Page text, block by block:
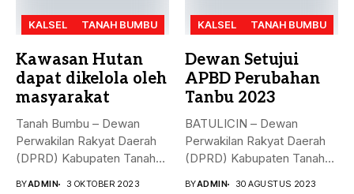
KALSEL TANAH BUMBU
Kawasan Hutan
dapat dikelola oleh
masyarakat
Tanah Bumbu – Dewan
Perwakilan Rakyat Daerah
(DPRD) Kabupaten Tanah
BYADMIN 3 OKTOBER 2023
KALSEL TANAH BUMBU
Dewan Setujui
APBD Perubahan
Tanbu 2023
BATULICIN – Dewan
Perwakilan Rakyat Daerah
(DPRD) Kabupaten Tanah
BYADMIN 30 AGUSTUS 2023